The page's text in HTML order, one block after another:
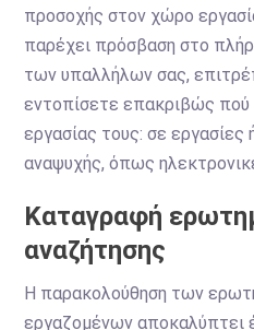
προσοχής στον χώρο
παρέχει πρόσβαση στο
των υπαλλήλων σας,
εντοπίσετε επακριβώς πού
εργασίας τους: σε εργασίες
αναψυχής, όπως
Καταγραφή
αναζήτησης
Η παρακολούθηση των
εργαζομένων αποκαλύπτει